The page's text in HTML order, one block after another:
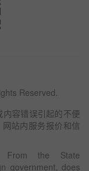
Reserved.
容错误引起的不便
站内服务报价和信
From the State
government, does